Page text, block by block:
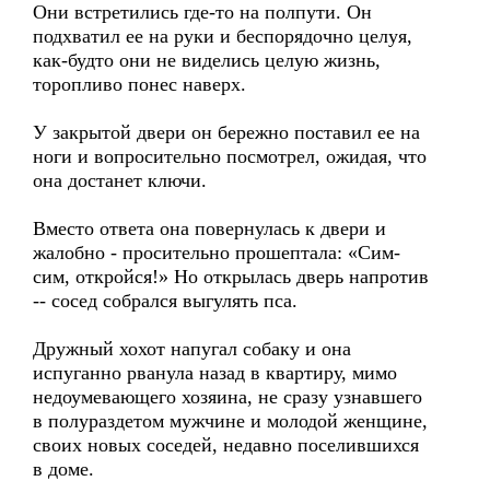
Они встретились где-то на полпути. Он
подхватил ее на руки и беспорядочно целуя,
как-будто они не виделись целую жизнь,
торопливо понес наверх.
У закрытой двери он бережно поставил ее на
ноги и вопросительно посмотрел, ожидая, что
она достанет ключи.
Вместо ответа она повернулась к двери и
жалобно - просительно прошептала: «Сим-
сим, откройся!» Но открылась дверь напротив
-- сосед собрался выгулять пса.
Дружный хохот напугал собаку и она
испуганно рванула назад в квартиру, мимо
недоумевающего хозяина, не сразу узнавшего
в полураздетом мужчине и молодой женщине,
своих новых соседей, недавно поселившихся
в доме.